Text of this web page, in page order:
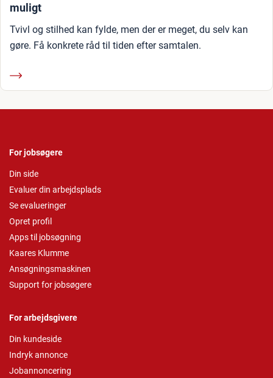
muligt
Tvivl og stilhed kan fylde, men der er meget, du selv kan
gøre. Få konkrete råd til tiden efter samtalen.
For jobsøgere
Din side
Evaluer din arbejdsplads
Se evalueringer
Opret profil
Apps til jobsøgning
Kaares Klumme
Ansøgningsmaskinen
Support for jobsøgere
For arbejdsgivere
Din kundeside
Indryk annonce
Jobannoncering